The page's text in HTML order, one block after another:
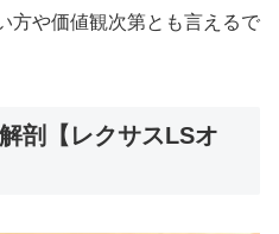
方や価値観次第とも言えるで
剖【レクサスLSオ